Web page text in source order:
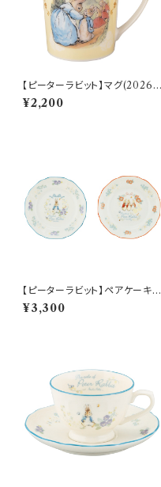
【ピーターラビット】マグ(2026)
【SN2026】PR2026-11
¥2,200
【ピーターラビット】ペアケーキプ
レートセット【PR650】 PR650-
153
¥3,300